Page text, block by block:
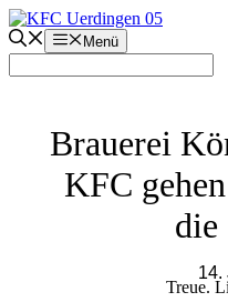
Zum
Inhalt
springen
Menü
Brauerei
KFC
die
14.
Treue.